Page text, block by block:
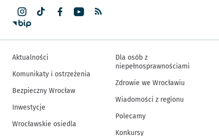
Aktualności
Komunikaty i ostrzeżenia
Bezpieczny Wrocław
Inwestycje
Wrocławskie osiedla
Dla osób z
niepełnosprawnościami
Zdrowie we Wrocławiu
Wiadomości z regionu
Polecamy
Konkursy